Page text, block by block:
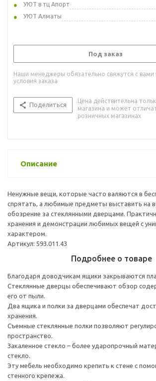
УЮТ в тц Апорт
УЮТ Алматы
Под заказ
Наши менеджеры обязательно свяжутся с вами
условия заказа
Поделиться
Цена действительна
магазина и может
розничных магазинах
Описание
Ненужные вещи, которые часто валяются в
спрятать, а любимые предметы выставить на
обозрение за стеклянными дверцами.
хранения и демонстрации любимых вещей с
характером.
Артикул: 593.011.43
Подробнее о товаре
Благодаря доводчикам ящики закрываются
Стеклянные дверцы обеспечивают обзор
его от пыли.
Два ящика и полки за дверцами обеспечат
хранения.
Съемные стеклянные полки позволяют
пространство.
Закаленное стекло – более ударопрочный
стекло.
Эту мебель необходимо крепить к стене с
стенного крепежа.